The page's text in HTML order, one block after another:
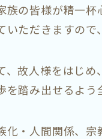
族の皆様が精一
いただきますので
、故人様をはじ
を踏み出せるよう
化・人間関係、